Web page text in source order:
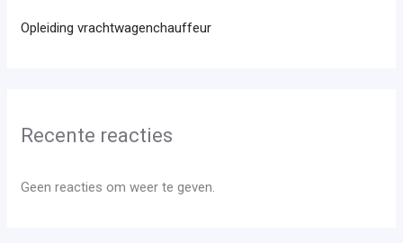
Opleiding vrachtwagenchauffeur
Recente reacties
Geen reacties om weer te geven.